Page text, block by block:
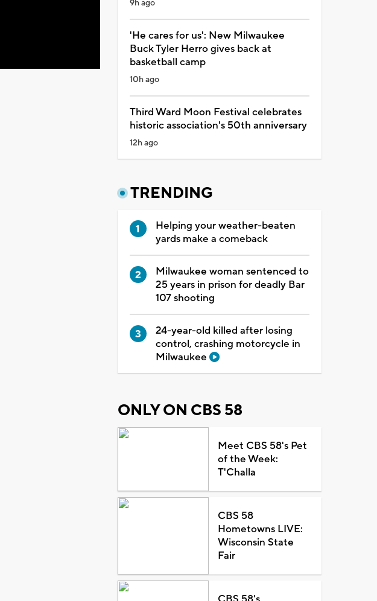
9h ago
'He cares for us': New Milwaukee
Buck Tyler Herro gives back at
basketball camp
10h ago
Third Ward Moon Festival celebrates
historic association's 50th anniversary
12h ago
TRENDING
Helping your weather-beaten
yards make a comeback
Milwaukee woman sentenced to
25 years in prison for deadly Bar
107 shooting
24-year-old killed after losing
control, crashing motorcycle in
Milwaukee
ONLY ON CBS 58
Meet CBS 58's Pet
of the Week:
T'Challa
CBS 58
Hometowns LIVE:
Wisconsin State
Fair